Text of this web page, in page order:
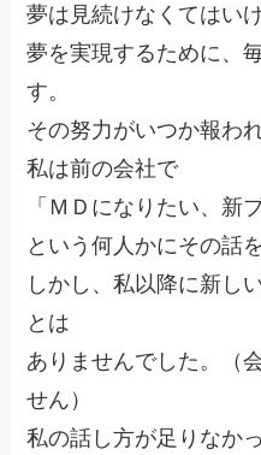
夢は見続けなくてはい
夢を実現するために、
す。
その努力がいつか報わ
私は前の会社で
「ＭＤになりたい、新
という何人かにその話
しかし、私以降に新し
とは
ありませんでした。（
せん）
私の話し方が足りなか